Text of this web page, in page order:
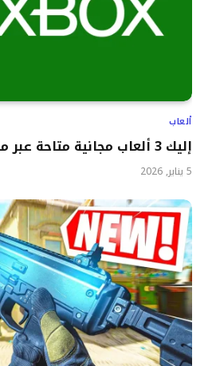
ألعاب
إليك 3 ألعاب مجانية متاحة عبر منصات إكس بوكس.
5 يناير, 2026